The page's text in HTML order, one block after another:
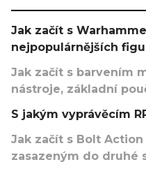
Jak začít s
nejpopulárnějších
Jak začít s barvením
nástroje, základní
S jakým vyprávěcím
Jak začít s Bolt
zasazeným do druhé